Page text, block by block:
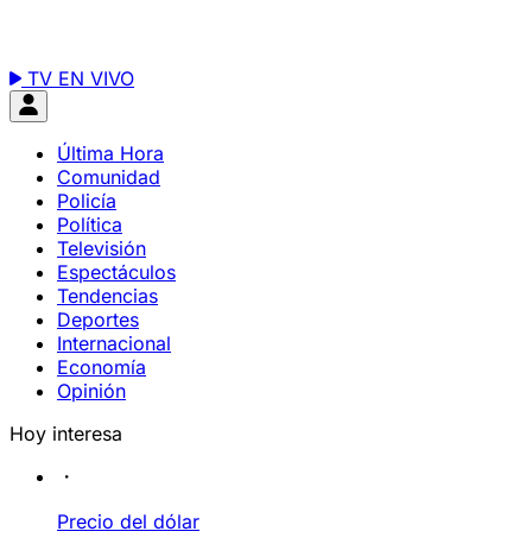
TV EN VIVO
Última Hora
Comunidad
Policía
Política
Televisión
Espectáculos
Tendencias
Deportes
Internacional
Economía
Opinión
Hoy interesa
Precio del dólar